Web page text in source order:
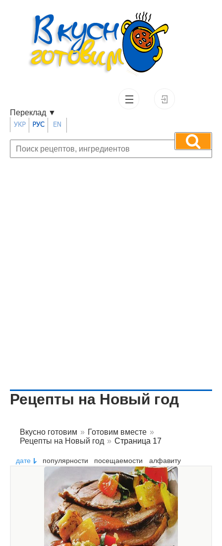
Переклад ▼
Рецепты на Новый год
Вкусно готовим » Готовим вместе »
Рецепты на Новый год » Страница 17
дате популярности посещаемости алфавиту